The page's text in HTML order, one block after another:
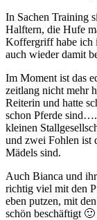
In Sachen Training
Halftern, die Hufe
Koffergriff habe ich
auch wieder damit
Im Moment ist das
zeitlang nicht mehr
Reiterin und hatte
schon Pferde sind….
kleinen
und zwei Fohlen ist
Mädels sind.
Auch Bianca und
richtig viel mit den
eben putzen, mit
schön beschäftigt 🙂